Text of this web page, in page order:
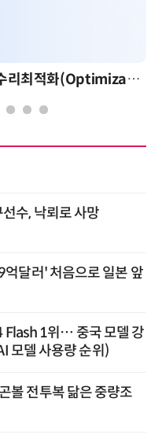
AI 시대의 의사결정을 바꾸는 수리최적화(Optimization): 실제 산업 적용 사례와 활용 전략
수, 낙뢰로 사망
달러' 처음으로 일본 앞
Flash 1위… 중국 모델 강
모델 사용량 순위)
볼 전투복 닮은 중량조